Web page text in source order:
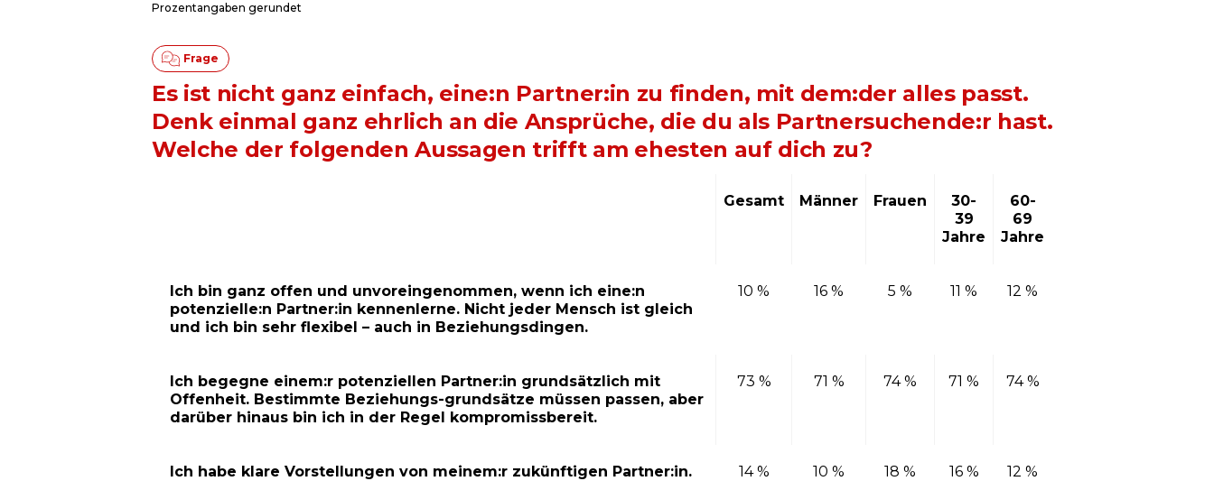
Prozentangaben gerundet
Es ist nicht ganz einfach, eine:n Partner:in zu finden, mit dem:der alles passt.
Denk einmal ganz ehrlich an die Ansprüche, die du als Partnersuchende:r hast.
Welche der folgenden Aussagen trifft am ehesten auf dich zu?
Gesamt Männer Frauen
30-
39
Jahre
60-
69
Jahre
Ich bin ganz offen und unvoreingenommen, wenn ich eine:n
potenzielle:n Partner:in kennenlerne. Nicht jeder Mensch ist gleich
und ich bin sehr flexibel – auch in Beziehungsdingen.
10 % 16 % 5 % 11 % 12 %
Ich begegne einem:r potenziellen Partner:in grundsätzlich mit
Offenheit. Bestimmte Beziehungs-grundsätze müssen passen, aber
darüber hinaus bin ich in der Regel kompromissbereit.
73 % 71 % 74 % 71 % 74 %
Ich habe klare Vorstellungen von meinem:r zukünftigen Partner:in. 14 % 10 % 18 % 16 % 12 %